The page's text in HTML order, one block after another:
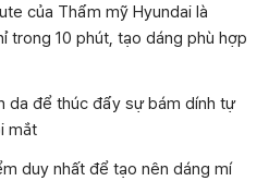
của Thẩm mỹ Hyundai là
trong 10 phút, tạo dáng phù hợp
da để thúc đẩy sự bám dính tự
mắt
duy nhất để tạo nên dáng mí